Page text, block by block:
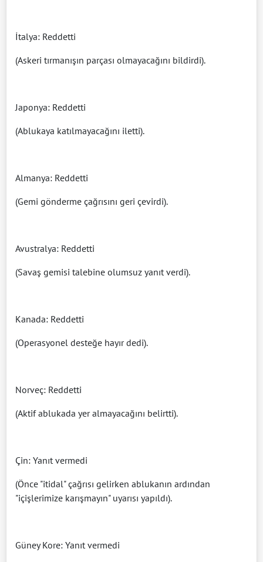
İtalya: Reddetti
(Askeri tırmanışın parçası olmayacağını bildirdi).
Japonya: Reddetti
(Ablukaya katılmayacağını iletti).
Almanya: Reddetti
(Gemi gönderme çağrısını geri çevirdi).
Avustralya: Reddetti
(Savaş gemisi talebine olumsuz yanıt verdi).
Kanada: Reddetti
(Operasyonel desteğe hayır dedi).
Norveç: Reddetti
(Aktif ablukada yer almayacağını belirtti).
Çin: Yanıt vermedi
(Önce "itidal" çağrısı gelirken ablukanın ardından
"içişlerimize karışmayın" uyarısı yapıldı).
Güney Kore: Yanıt vermedi